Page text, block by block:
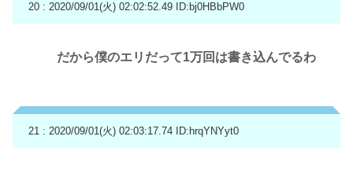
20 : 2020/09/01(火) 02:02:52.49 ID:bj0HBbPW0
だから僕のエリだって1万回は書き込んでるわ
21 : 2020/09/01(火) 02:03:17.74 ID:hrqYNYyt0